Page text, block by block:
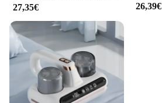
27,35€ 26,39€